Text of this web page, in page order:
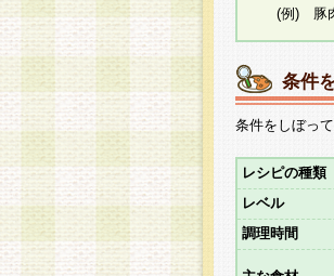
(例) 豚肉
条件
条件をしぼっ
レシピの種類
レベル
調理時間